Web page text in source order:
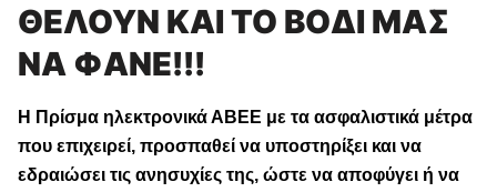
ΘΕΛΟΥΝ ΚΑΙ ΤΟ ΒΟΔΙ ΜΑΣ
ΝΑ ΦΑΝΕ!!!
Η Πρίσμα ηλεκτρονικά ΑΒΕΕ με τα ασφαλιστικά μέτρα
που επιχειρεί, προσπαθεί να υποστηρίξει και να
εδραιώσει τις ανησυχίες της, ώστε να αποφύγει ή να